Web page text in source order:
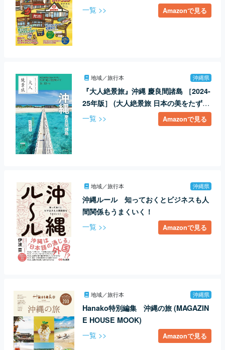
一覧 >> Amazonで見る
地域／旅行本 沖縄県
『大人絶景旅』沖縄 慶良間諸島 ［2024-
25年版］ (大人絶景旅 日本の美をたずね
て)
一覧 >> Amazonで見る
地域／旅行本 沖縄県
沖縄ルール 知っておくとビジネスも人
間関係もうまくいく！
一覧 >> Amazonで見る
地域／旅行本 沖縄県
Hanako特別編集 沖縄の旅 (MAGAZIN
E HOUSE MOOK)
一覧 >> Amazonで見る